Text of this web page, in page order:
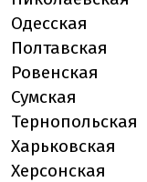
Одесская
Полтавская
Ровенская
Сумская
Тернопольская
Харьковская
Херсонская